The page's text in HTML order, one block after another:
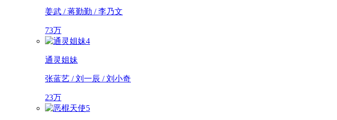
姜武 / 蒋勤勤 / 李乃文
73万
4
通灵姐妹
张蓝艺 / 刘一辰 / 刘小奇
23万
5